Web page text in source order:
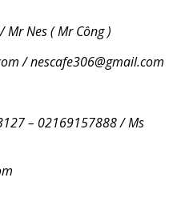
Mr Nes ( Mr Công )
/ nescafe306@gmail.com
– 02169157888 / Ms